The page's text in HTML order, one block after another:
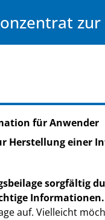
für Anwender
Herstellung einer
sorgfältig
Informationen.
auf. Vielleicht